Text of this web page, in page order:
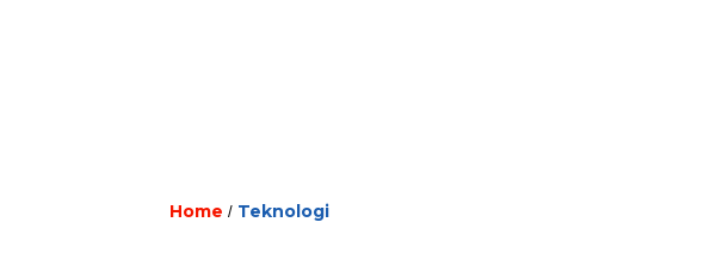
Home / Teknologi